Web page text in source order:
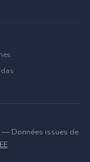
Données issues de